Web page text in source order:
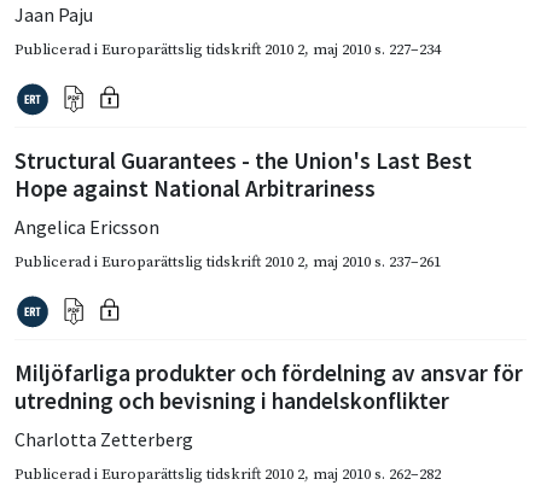
Jaan Paju
Publicerad iEuroparättslig tidskrift 2010 2, maj 2010s. 227–234
Structural Guarantees - the Union's Last Best
Hope against National Arbitrariness
Angelica Ericsson
Publicerad iEuroparättslig tidskrift 2010 2, maj 2010s. 237–261
Miljöfarliga produkter och fördelning av ansvar för
utredning och bevisning i handelskonflikter
Charlotta Zetterberg
Publicerad iEuroparättslig tidskrift 2010 2, maj 2010s. 262–282